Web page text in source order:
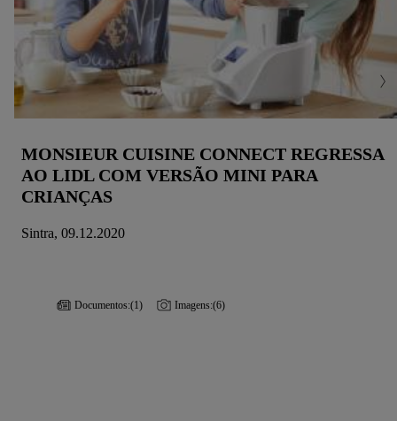
MONSIEUR CUISINE CONNECT REGRESSA
AO LIDL COM VERSÃO MINI PARA
CRIANÇAS
Sintra, 09.12.2020
Documentos:(1) Imagens:(6)